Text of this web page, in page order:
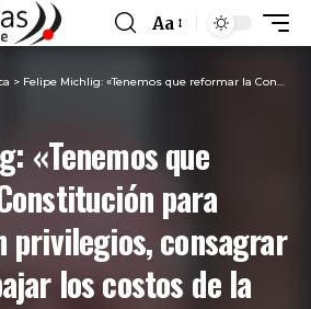
Font
Aa
> Felipe Michlig: «Tenemos que reformar la Constitución para terminar con privilegios, consagrar derechos y bajar los costos de la política»
«Tenemos que
para
consagrar
los costos de la